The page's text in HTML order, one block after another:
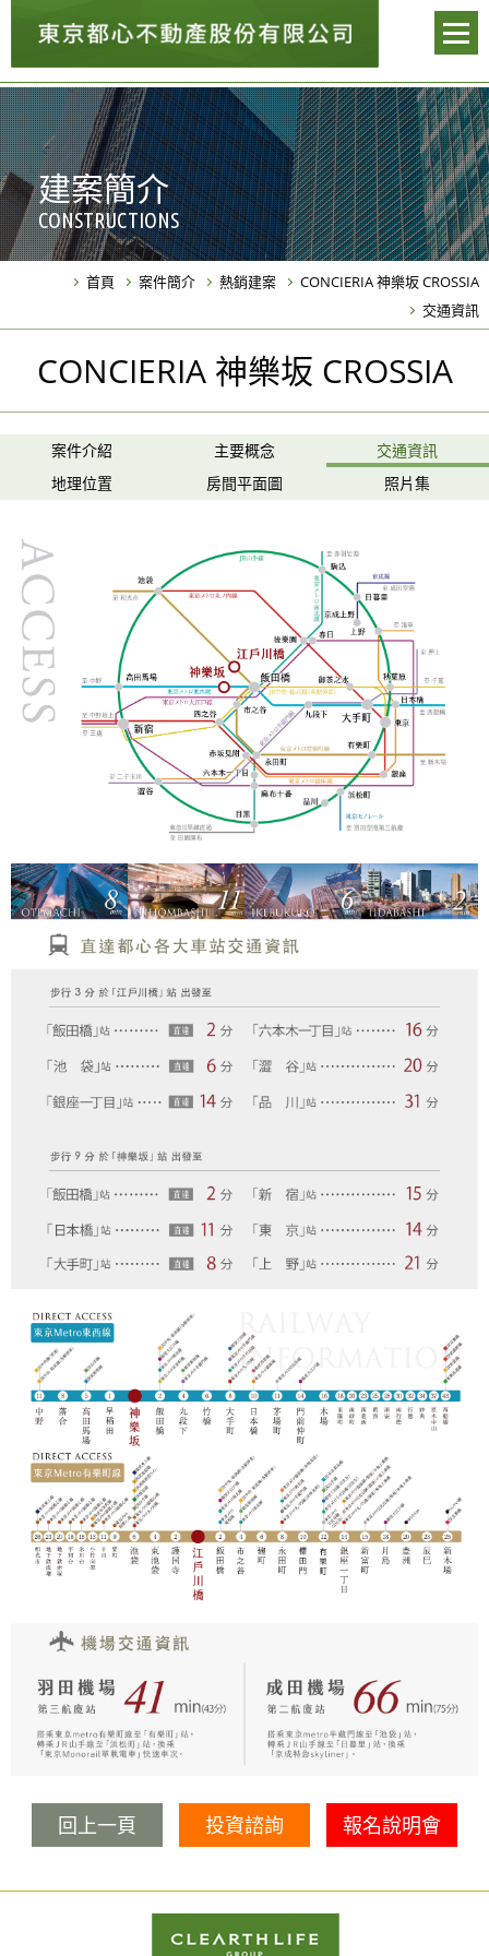
建案簡介
CONSTRUCTIONS
首頁 案件簡介 熱銷建案
CONCIERIA 神樂坂 CROSSIA
交通資訊
CONCIERIA 神樂坂 CROSSIA
案件介紹 主要概念
交通資訊
地理位置
房間平面圖 照片集
回上一頁 投資諮詢 報名說明會